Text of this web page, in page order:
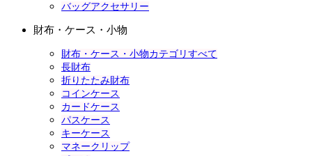
バッグアクセサリー
財布・ケース・小物
財布・ケース・小物カテゴリすべて
長財布
折りたたみ財布
コインケース
カードケース
パスケース
キーケース
マネークリップ